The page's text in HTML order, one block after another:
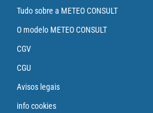
Tudo sobre a METEO CONSULT
O modelo METEO CONSULT
CGV
CGU
Avisos legais
info cookies